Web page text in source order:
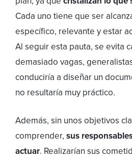
Cada uno tiene que ser
específico, relevante y estar
Al seguir esta pauta, se evita
demasiado vagas,
conduciría a diseñar un
no resultaría muy práctico.
Además, sin unos objetivos
comprender, sus
actuar. Realizarían sus